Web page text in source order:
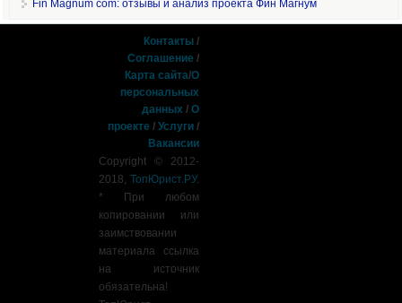
Fin Magnum com: отзывы и анализ проекта Фин Магнум
Контакты /
Соглашение /
Карта сайта/О
персональных
данных /О
проекте /Услуги /
Вакансии
Copyright © 2012-
2018,ТопЮрист.РУ.
* При любом
копировании или
заимствовании
материала ссылка
на источник
обязательна!